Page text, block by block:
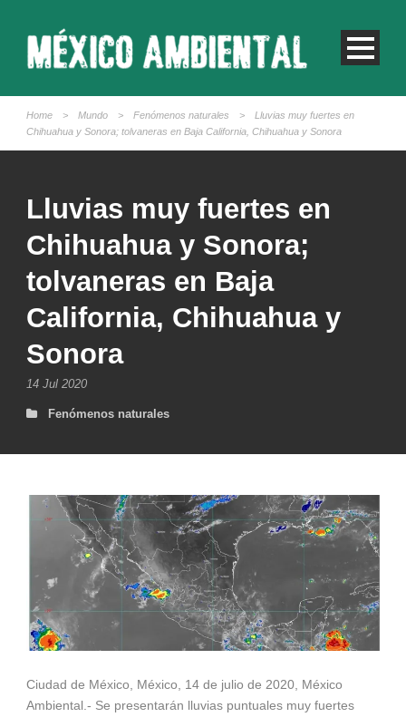
Home > Mundo > Fenómenos naturales >
Lluvias muy fuertes en
Chihuahua y Sonora; tolvaneras en Baja California, Chihuahua y Sonora
Lluvias muy fuertes en
Chihuahua y Sonora;
tolvaneras en Baja
California, Chihuahua y
Sonora
14 Jul 2020
Fenómenos naturales
Ciudad de México, México, 14 de julio de 2020, México
Ambiental.- Se presentarán lluvias puntuales muy fuertes